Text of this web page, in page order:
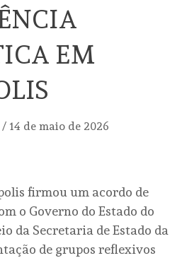
EM
/ 14 de maio de 2026
firmou um acordo de
o Governo do Estado do
da Secretaria de Estado da
de grupos reflexivos